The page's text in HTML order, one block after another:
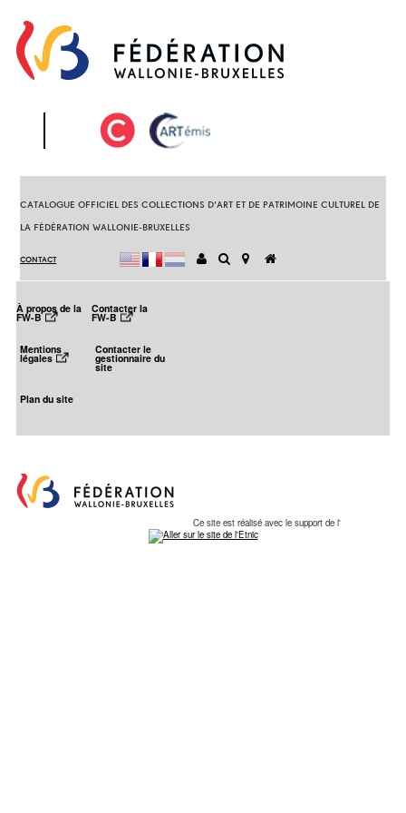
CATALOGUE OFFICIEL DES COLLECTIONS D’ART ET DE PATRIMOINE CULTUREL DE
LA FÉDÉRATION WALLONIE-BRUXELLES
CONTACT
À propos de la
FW-B
Contacter la
FW-B
Mentions
légales
Contacter le
gestionnaire du
site
Plan du site
Ce site est réalisé avec le support de l'